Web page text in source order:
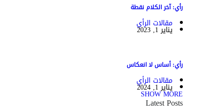
رأي: آخر الكلام نقطة
مقالات الرأي
يناير 1, 2023
رأي: أساس لا انعكاس
مقالات الرأي
يناير 1, 2024
SHOW MORE
Latest Posts